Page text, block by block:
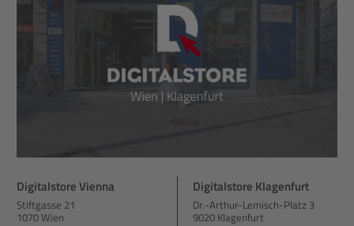
Digitalstore Vienna
Stiftgasse 21
1070 Wien
Digitalstore Klagenfurt
Dr.-Arthur-Lemisch-Platz 3
9020 Klagenfurt